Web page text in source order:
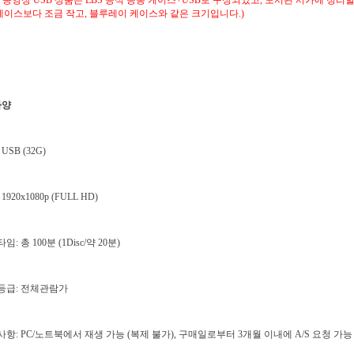
이스보다 조금 작고, 블루레이 케이스와 같은 크기입니다.)
(32G)
(FULL HD)
임: 총 100분 (1Disc/약 20분)
급: 전체관람가
항: PC/노트북에서 재생 가능 (복제 불가), 구매일로부터 3개월 이내에 A/S 요청 가능